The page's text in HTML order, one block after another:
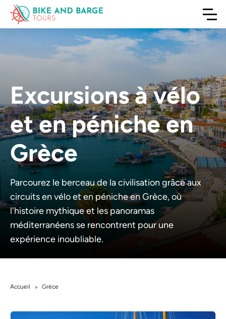
Excursions à vélo
et en péniche en
Grèce
Parcourez le berceau de la civilisation grâce aux
circuits en vélo et en péniche en Grèce, où
l'histoire mythique et les panoramas
méditerranéens se rencontrent pour une
expérience inoubliable.
Accueil > Grèce